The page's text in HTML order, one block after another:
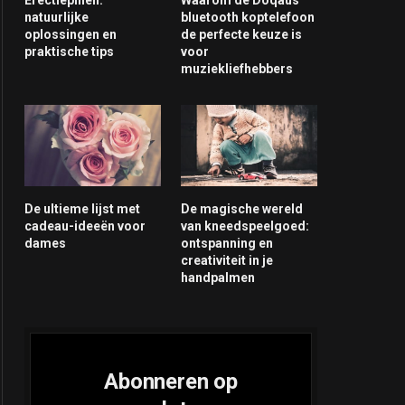
natuurlijke
oplossingen en
praktische tips
bluetooth koptelefoon
de perfecte keuze is
voor
muziekliefhebbers
De ultieme lijst met
cadeau-ideeën voor
dames
De magische wereld
van kneedspeelgoed:
ontspanning en
creativiteit in je
handpalmen
Abonneren op